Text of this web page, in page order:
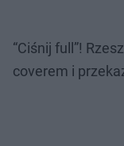
“Ciśnij full”!
coverem i